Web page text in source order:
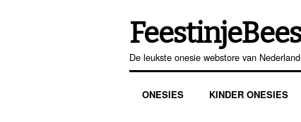
Ga
door
naar
Ga
direct
naar
inhoud
De leukste onesie webstore van
ONESIES KINDER ONESIES